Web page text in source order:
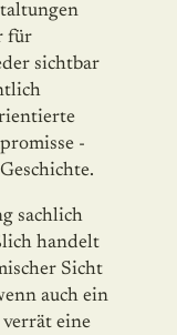
für
sichtbar
-
sachlich
handelt
Sicht
auch ein
verrät eine